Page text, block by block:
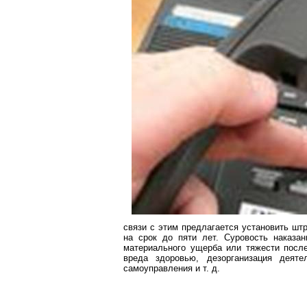
связи с этим предлагается установить
на срок до пяти лет. Суровость
материального ущерба или тяжести
вреда здоровью, дезорганизация
самоуправления и т. д.